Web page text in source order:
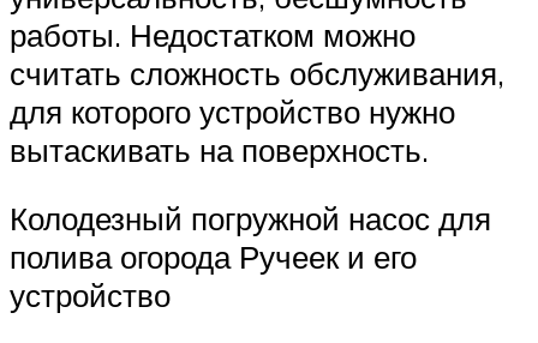
работы. Недостатком можно
считать сложность обслуживания,
для которого устройство нужно
вытаскивать на поверхность.
Колодезный погружной насос для
полива огорода Ручеек и его
устройство